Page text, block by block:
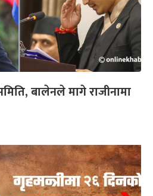
बालेनले मागे राजीनामा